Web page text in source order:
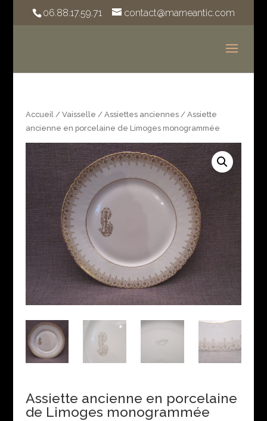
06.88.17.59.71 contact@marneantic.com
Accueil/ Vaisselle / Assiettes anciennes/ Assiette
ancienne en porcelaine de Limoges monogrammée
Assiette ancienne en porcelaine
de Limoges monogrammée